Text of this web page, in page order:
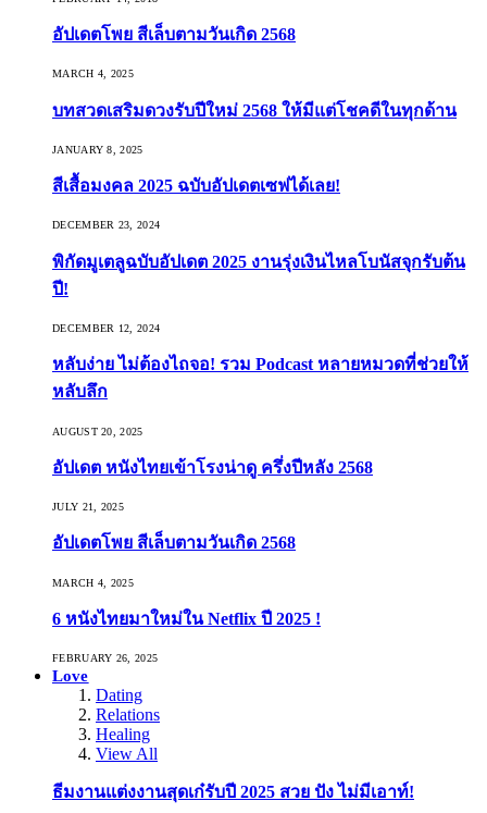
อัปเดตโพย สีเล็บตามวันเกิด 2568
MARCH 4, 2025
บทสวดเสริมดวงรับปีใหม่ 2568 ให้มีแต่โชคดีในทุกด้าน
JANUARY 8, 2025
สีเสื้อมงคล 2025 ฉบับอัปเดตเซฟได้เลย!
DECEMBER 23, 2024
พิกัดมูเตลูฉบับอัปเดต 2025 งานรุ่งเงินไหลโบนัสจุกรับต้น
ปี!
DECEMBER 12, 2024
หลับง่าย ไม่ต้องไถจอ! รวม Podcast หลายหมวดที่ช่วยให้
หลับลึก
AUGUST 20, 2025
อัปเดต หนังไทยเข้าโรงน่าดู ครึ่งปีหลัง 2568
JULY 21, 2025
อัปเดตโพย สีเล็บตามวันเกิด 2568
MARCH 4, 2025
6 หนังไทยมาใหม่ใน Netflix ปี 2025 !
FEBRUARY 26, 2025
Love
Dating
Relations
Healing
View All
ธีมงานแต่งงานสุดเก๋รับปี 2025 สวย ปัง ไม่มีเอาท์!